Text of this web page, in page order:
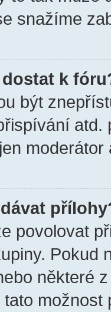
snažíme
k
být
atd.
povolovat
Pokud
některé